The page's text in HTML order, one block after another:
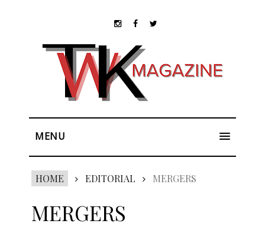
MENU
HOME EDITORIAL MERGERS
MERGERS